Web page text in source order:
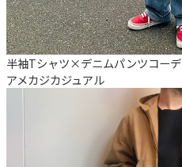
半袖Tシャツ×デニムパンツコーデ
アメカジカジュアル